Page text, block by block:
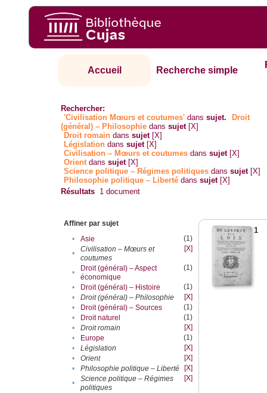
Accueil Recherche simple
Rechercher:
'Civilisation Mœurs et coutumes' danssujet.
Droit
(général) – Philosophie danssujet [X]
Droit romain danssujet [X]
Législation danssujet [X]
Civilisation – Mœurs et coutumes danssujet [X]
Orientdanssujet [X]
Science politique – Régimes politiques danssujet [X]
Philosophie politique – Liberté danssujet [X]
Résultats 1 document
Affiner par sujet
•
Asie
(1)
•
Civilisation – Mœurs et
coutumes
[X]
•
Droit (général) – Aspect
économique
(1)
• Droit (général) – Histoire
(1)
•
Droit (général) – Philosophie
[X]
•
Droit (général) – Sources
(1)
•
Droit naturel
(1)
•
Droit romain
[X]
•
Europe
(1)
•
Législation
[X]
•
Orient
[X]
•
Philosophie politique – Liberté
[X]
•
Science politique – Régimes
politiques
[X]
1